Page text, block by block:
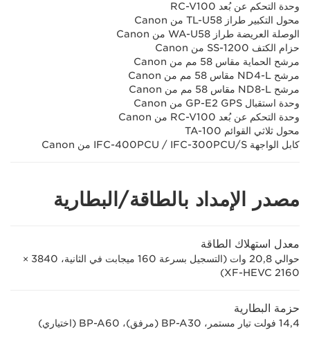
وحدة التحكم عن بُعد RC-V100
محول التكبير طراز TL-U58 من Canon
الوصلة العريضة طراز WA-U58 من Canon
حزام الكتف SS-1200 من Canon
مرشح الحماية مقاس 58 مم من Canon
مرشح ND4-L مقاس 58 مم من Canon
مرشح ND8-L مقاس 58 مم من Canon
وحدة استقبال GPS ‏GP-E2 من Canon
وحدة التحكم عن بُعد RC-V100 من Canon
محول ثلاثي القوائم TA-100
كابل الواجهة IFC-300PCU/S‏ / IFC-400PCU من Canon
مصدر الإمداد بالطاقة/البطارية
معدل استهلاك الطاقة
حوالي 20,8 وات (التسجيل بسرعة 160 ميجابت في الثانية، 3840 ×
2160‏ XF-HEVC)
حزمة البطارية
14,4 فولت تيار مستمر، BP-A30 (مرفق)، BP-A60 (اختياري)